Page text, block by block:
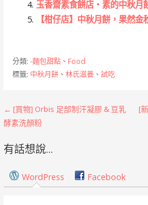
玉香齋素食餅店‧素的中秋月
【柑仔店】中秋月餅，果然金
分類: -麵包甜點、 Food
標籤: 中秋月餅、 林氏滋養、 試吃
文
章
導
覽
← [買物] Orbis 足部制汗凝膠 & 豆乳
酵素洗顏粉
[
有話想說...
WordPress Facebook